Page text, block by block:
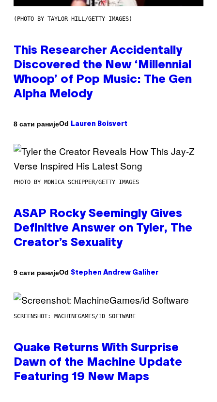
(PHOTO BY TAYLOR HILL/GETTY IMAGES)
This Researcher Accidentally
Discovered the New ‘Millennial
Whoop’ of Pop Music: The Gen
Alpha Melody
8 сати ранијеOd Lauren Boisvert
PHOTO BY MONICA SCHIPPER/GETTY IMAGES
ASAP Rocky Seemingly Gives
Definitive Answer on Tyler, The
Creator’s Sexuality
9 сати ранијеOd Stephen Andrew Galiher
SCREENSHOT: MACHINEGAMES/ID SOFTWARE
Quake Returns With Surprise
Dawn of the Machine Update
Featuring 19 New Maps